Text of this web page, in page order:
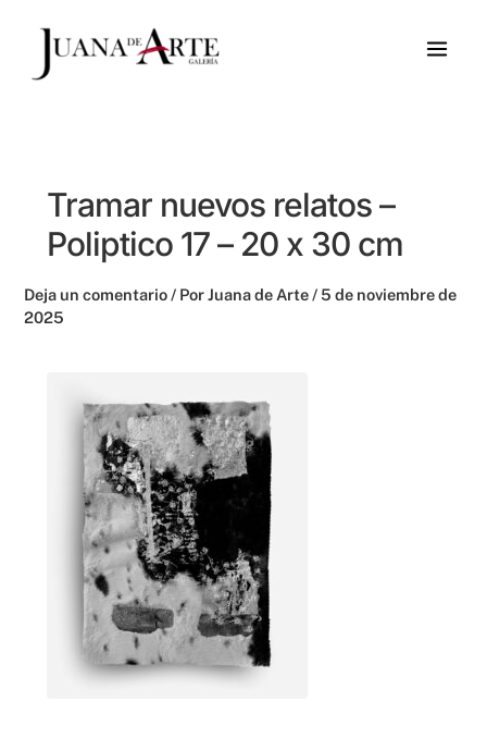
Tramar nuevos relatos –
Poliptico 17 – 20 x 30 cm
Deja un comentario / PorJuana de Arte/5 de noviembre de
2025